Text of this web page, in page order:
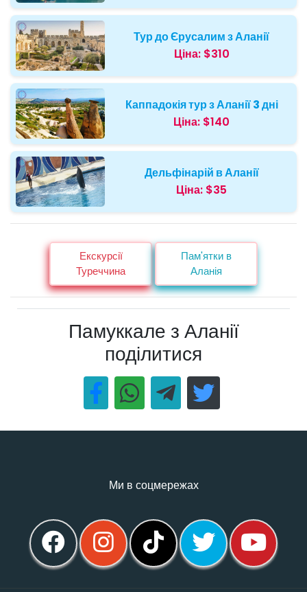
Тур до Єрусалим з Аланії
Ціна: $310
Каппадокія тур з Аланії 3 дні
Ціна: $140
Дельфінарій в Аланії
Ціна: $35
Екскурсії
Туреччина
Пам'ятки в
Аланія
Памуккале з Аланії
поділитися
Ми в соцмережах